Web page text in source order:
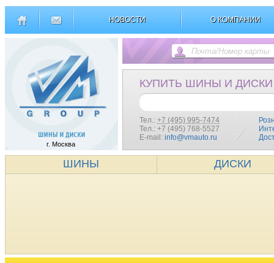
НОВОСТИ О КОМПАНИИ
г. Москва
КУПИТЬ ШИНЫ И ДИСКИ
Тел.: +7 (495) 995-7474
Тел.: +7 (495) 768-5527
E-mail: info@vmauto.ru
ШИНЫ ДИСКИ